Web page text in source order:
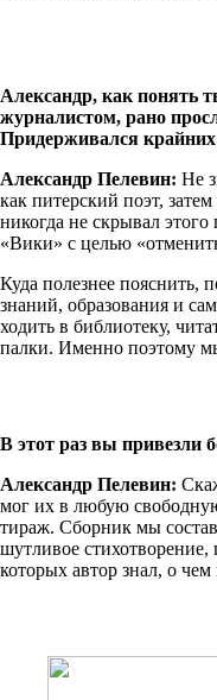
Александр, как понять
журналистом, рано
Придерживался
Александр Пелевин: Не
как питерский поэт,
никогда не скрывал
«Вики» с целью
Куда полезнее пояснить,
знаний, образования и
ходить в библиотеку,
палки. Именно поэтому
В этот раз вы привезли
Александр Пелевин:
мог их в любую
тираж. Сборник мы
шутливое
которых автор знал, о чем